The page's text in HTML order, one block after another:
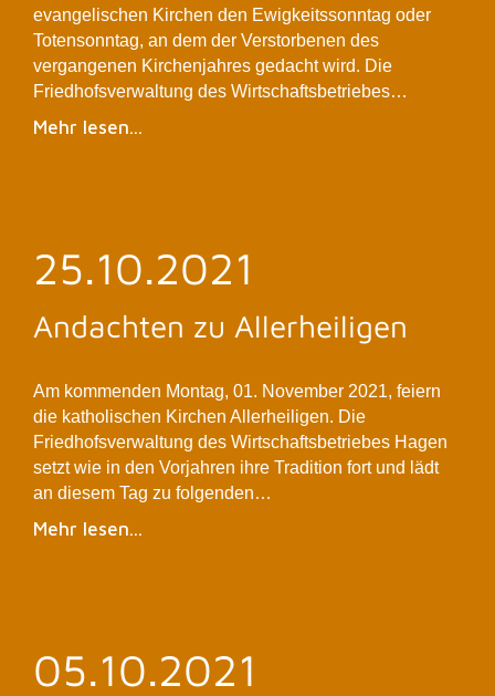
evangelischen Kirchen den Ewigkeitssonntag oder
Totensonntag, an dem der Verstorbenen des
vergangenen Kirchenjahres gedacht wird. Die
Friedhofsverwaltung des Wirtschaftsbetriebes…
Mehr lesen...
25.10.2021
Andachten zu Allerheiligen
Am kommenden Montag, 01. November 2021, feiern
die katholischen Kirchen Allerheiligen. Die
Friedhofsverwaltung des Wirtschaftsbetriebes Hagen
setzt wie in den Vorjahren ihre Tradition fort und lädt
an diesem Tag zu folgenden…
Mehr lesen...
05.10.2021